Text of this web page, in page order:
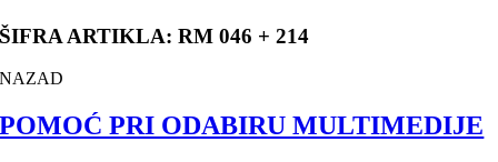
ŠIFRA ARTIKLA: RM 046 + 214
NAZAD
POMOĆ PRI ODABIRU MULTIMEDIJE